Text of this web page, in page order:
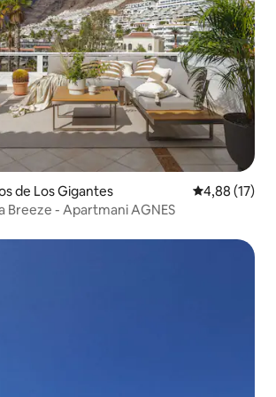
de Los Gigantes Prosječna
4,88 (17)
Breeze - Apartmani AGNES